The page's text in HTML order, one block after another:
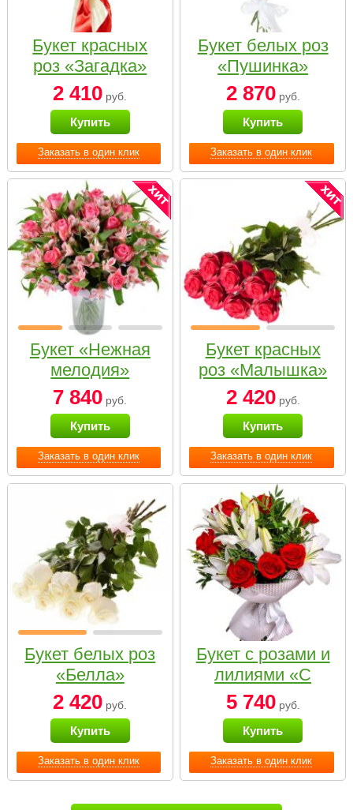
Заказать в один клик
Букет красных
роз «Загадка»
2 410 руб.
Купить
Заказать в один клик
Букет белых роз
«Пушинка»
2 870руб.
Купить
Заказать в один клик
Букет «Нежная
мелодия»
7 840 руб.
Купить
Заказать в один клик
Букет красных
роз «Малышка»
2 420руб.
Купить
Заказать в один клик
Букет белых роз
«Белла»
2 420 руб.
Купить
Заказать в один клик
Букет с розами и
лилиями «С
наилучшими
пожеланиями»
5 740руб.
Купить